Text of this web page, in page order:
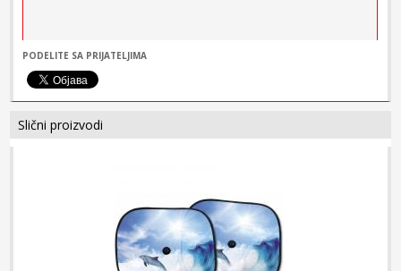
PODELITE SA PRIJATELJIMA
Slični proizvodi